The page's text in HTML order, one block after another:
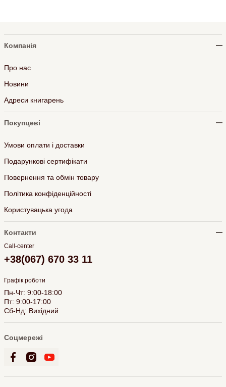
Компанія
Про нас
Новини
Адреси книгарень
Покупцеві
Умови оплати і доставки
Подарункові сертифікати
Повернення та обмін товару
Політика конфіденційності
Користувацька угода
Контакти
Call-center
+38(067) 670 33 11
Графік роботи
Пн-Чт: 9:00-18:00
Пт: 9:00-17:00
Сб-Нд: Вихідний
Соцмережі